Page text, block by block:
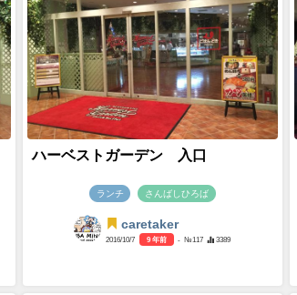
ハーベストガーデン 入口
ランチ さんばしひろば
caretaker
2016/10/7 9 年前 - №117 3389